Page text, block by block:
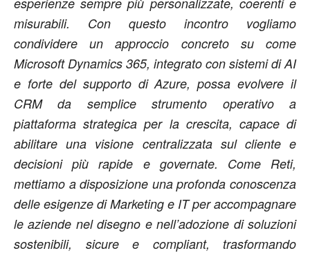
misurabili. Con questo incontro vogliamo
condividere un approccio concreto su come
Microsoft Dynamics 365, integrato con sistemi di AI
e forte del supporto di Azure, possa evolvere il
CRM da semplice strumento operativo a
piattaforma strategica per la crescita, capace di
abilitare una visione centralizzata sul cliente e
decisioni più rapide e governate. Come Reti,
mettiamo a disposizione una profonda conoscenza
delle esigenze di Marketing e IT per accompagnare
le aziende nel disegno e nell’adozione di soluzioni
sostenibili, sicure e compliant, trasformando